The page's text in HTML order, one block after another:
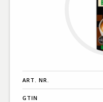
ART. NR.
GTIN